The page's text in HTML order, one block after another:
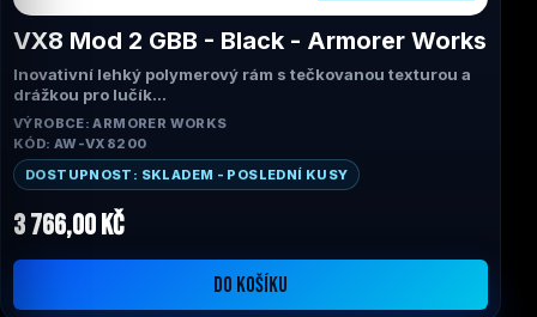
VX8 Mod 2 GBB - Black - Armorer Works
Inovativní lehký polymerový rám s tečkovanou texturou a
drážkou pro lučík
Integrovaná 20mm lišta Picatinny pro montáž svítilny a
laseru
Ultra lehký zpětný ráz a ostrý a hbitý zpětný ráz
Závitová vnější hlaveň připravená pro montáž
kompenzátorů nebo tlumičů
Výrazný bobří ocas zabraňuje zakousnutí závěru
Agresivní odlehčovací vroubkování závěru
VÝROBCE: ARMORER WORKS
KÓD: AW-VX8200
DOSTUPNOST: SKLADEM - POSLEDNÍ KUSY
3 766,00 Kč
DO KOŠÍKU